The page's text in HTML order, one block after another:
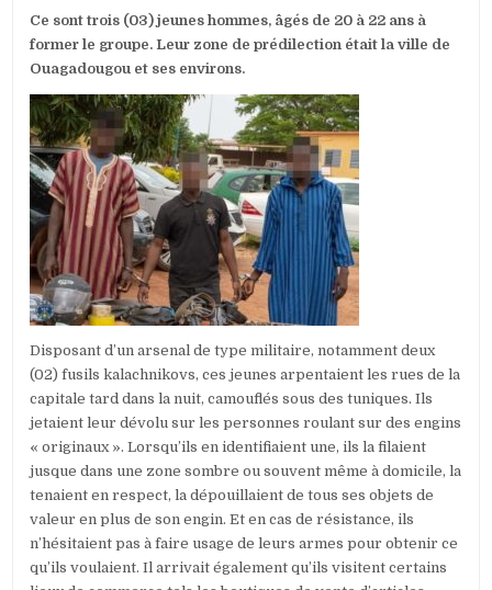
NATIONALE
À
Ce sont trois (03) jeunes hommes, âgés de 20 à 22 ans à
former le groupe. Leur zone de prédilection était la ville de
Ouagadougou et ses environs.
Disposant d’un arsenal de type militaire, notamment deux
(02) fusils kalachnikovs, ces jeunes arpentaient les rues de la
capitale tard dans la nuit, camouflés sous des tuniques. Ils
jetaient leur dévolu sur les personnes roulant sur des engins
« originaux ». Lorsqu’ils en identifiaient une, ils la filaient
jusque dans une zone sombre ou souvent même à domicile, la
tenaient en respect, la dépouillaient de tous ses objets de
valeur en plus de son engin. Et en cas de résistance, ils
n’hésitaient pas à faire usage de leurs armes pour obtenir ce
qu’ils voulaient. Il arrivait également qu’ils visitent certains